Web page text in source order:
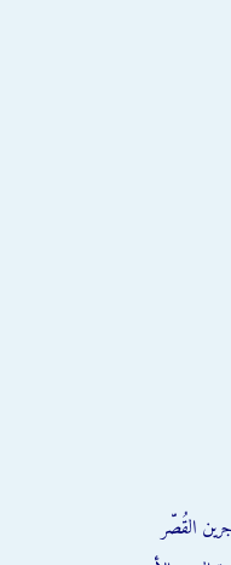
القُصّر